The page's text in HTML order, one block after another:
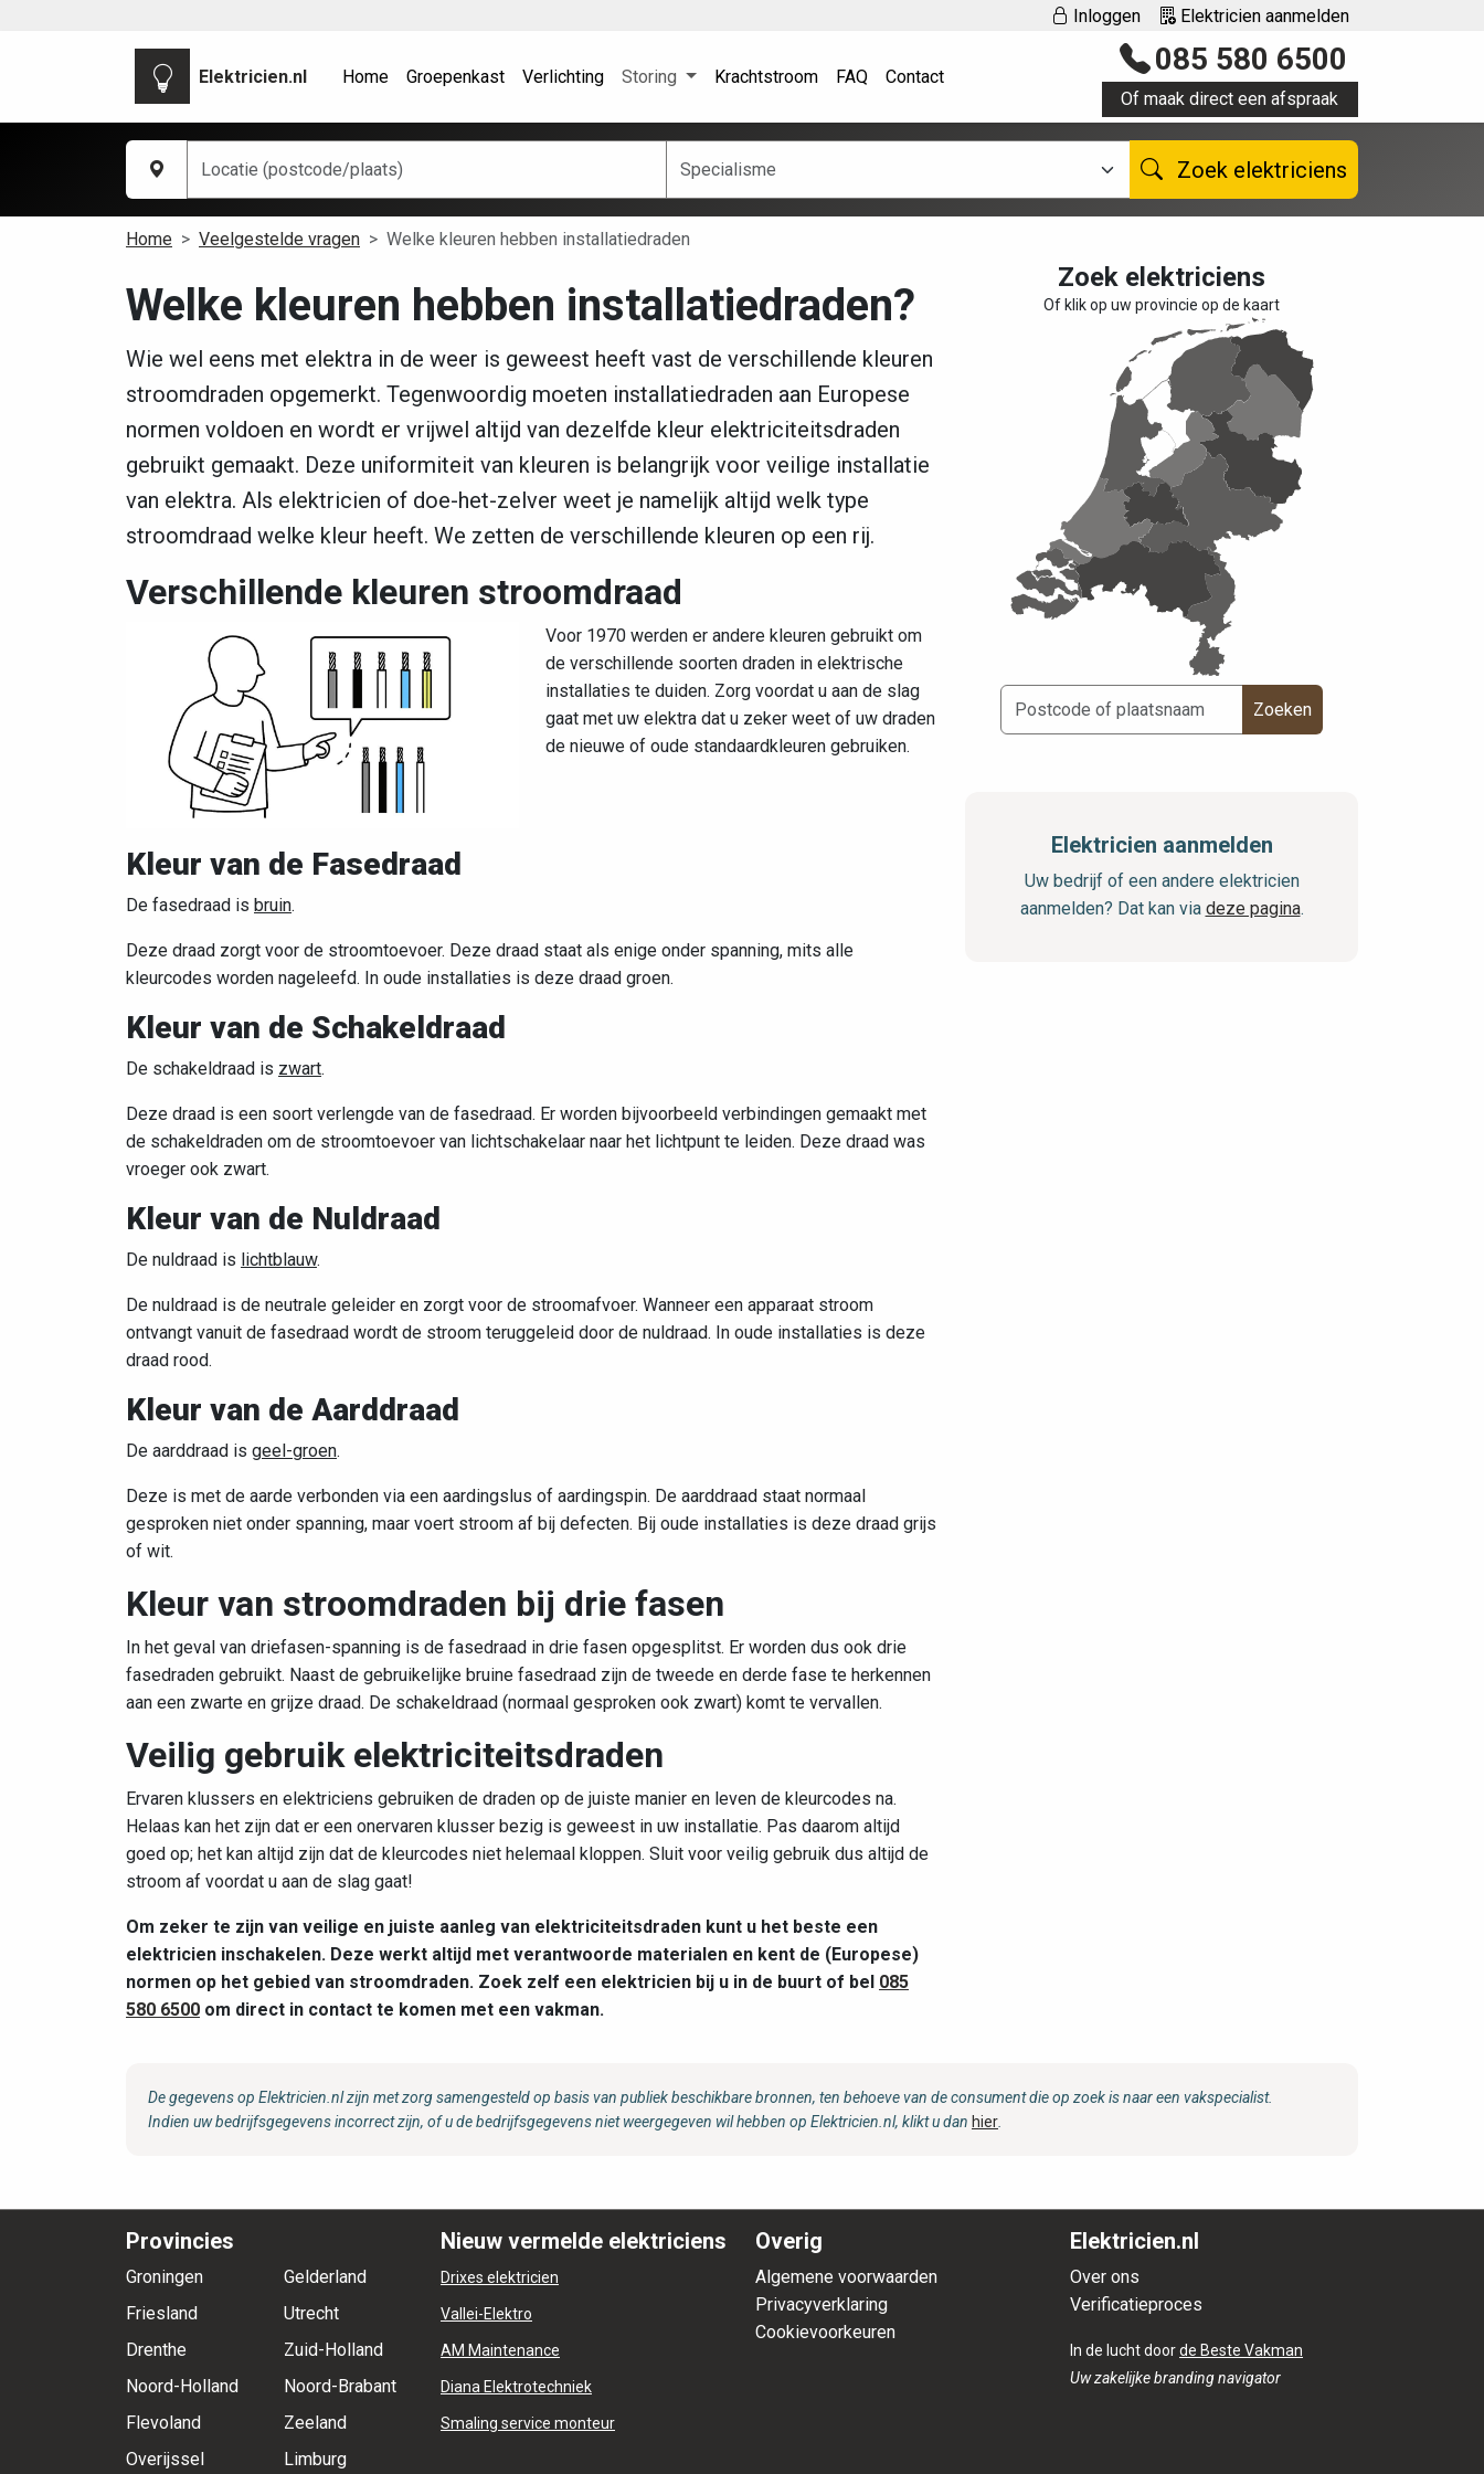
Inloggen Elektricien aanmelden
Elektricien.nl Home Groepenkast Verlichting Storing Krachtstroom FAQ Contact 085 580 6500
Of maak direct een afspraak
Zoek elektriciens
Home Veelgestelde vragen Welke kleuren hebben installatiedraden
Welke kleuren hebben installatiedraden?
Wie wel eens met elektra in de weer is geweest heeft vast de verschillende kleuren
stroomdraden opgemerkt. Tegenwoordig moeten installatiedraden aan Europese
normen voldoen en wordt er vrijwel altijd van dezelfde kleur elektriciteitsdraden
gebruikt gemaakt. Deze uniformiteit van kleuren is belangrijk voor veilige installatie
van elektra. Als elektricien of doe-het-zelver weet je namelijk altijd welk type
stroomdraad welke kleur heeft. We zetten de verschillende kleuren op een rij.
Verschillende kleuren stroomdraad
Voor 1970 werden er andere kleuren gebruikt om
de verschillende soorten draden in elektrische
installaties te duiden. Zorg voordat u aan de slag
gaat met uw elektra dat u zeker weet of uw draden
de nieuwe of oude standaardkleuren gebruiken.
Kleur van de Fasedraad
De fasedraad is bruin.
Deze draad zorgt voor de stroomtoevoer. Deze draad staat als enige onder spanning, mits alle
kleurcodes worden nageleefd. In oude installaties is deze draad groen.
Kleur van de Schakeldraad
De schakeldraad is zwart.
Deze draad is een soort verlengde van de fasedraad. Er worden bijvoorbeeld verbindingen gemaakt met
de schakeldraden om de stroomtoevoer van lichtschakelaar naar het lichtpunt te leiden. Deze draad was
vroeger ook zwart.
Kleur van de Nuldraad
De nuldraad is lichtblauw.
De nuldraad is de neutrale geleider en zorgt voor de stroomafvoer. Wanneer een apparaat stroom
ontvangt vanuit de fasedraad wordt de stroom teruggeleid door de nuldraad. In oude installaties is deze
draad rood.
Kleur van de Aarddraad
De aarddraad is geel-groen.
Deze is met de aarde verbonden via een aardingslus of aardingspin. De aarddraad staat normaal
gesproken niet onder spanning, maar voert stroom af bij defecten. Bij oude installaties is deze draad grijs
of wit.
Kleur van stroomdraden bij drie fasen
In het geval van driefasen-spanning is de fasedraad in drie fasen opgesplitst. Er worden dus ook drie
fasedraden gebruikt. Naast de gebruikelijke bruine fasedraad zijn de tweede en derde fase te herkennen
aan een zwarte en grijze draad. De schakeldraad (normaal gesproken ook zwart) komt te vervallen.
Veilig gebruik elektriciteitsdraden
Ervaren klussers en elektriciens gebruiken de draden op de juiste manier en leven de kleurcodes na.
Helaas kan het zijn dat er een onervaren klusser bezig is geweest in uw installatie. Pas daarom altijd
goed op; het kan altijd zijn dat de kleurcodes niet helemaal kloppen. Sluit voor veilig gebruik dus altijd de
stroom af voordat u aan de slag gaat!
Om zeker te zijn van veilige en juiste aanleg van elektriciteitsdraden kunt u het beste een
elektricien inschakelen. Deze werkt altijd met verantwoorde materialen en kent de (Europese)
normen op het gebied van stroomdraden. Zoek zelf een elektricien bij u in de buurt of bel 085
580 6500 om direct in contact te komen met een vakman.
Zoek elektriciens
Of klik op uw provincie op de kaart
Zoeken
Elektricien aanmelden
Uw bedrijf of een andere elektricien
aanmelden? Dat kan via deze pagina.
De gegevens op Elektricien.nl zijn met zorg samengesteld op basis van publiek beschikbare bronnen, ten behoeve van de consument die op zoek is naar een vakspecialist.
Indien uw bedrijfsgegevens incorrect zijn, of u de bedrijfsgegevens niet weergegeven wil hebben op Elektricien.nl, klikt u dan hier
Provincies
Groningen
Friesland
Drenthe
Noord-Holland
Flevoland
Overijssel
Gelderland
Utrecht
Zuid-Holland
Noord-Brabant
Zeeland
Limburg
Nieuw vermelde elektriciens
Drixes elektricien
Vallei-Elektro
AM Maintenance
Diana Elektrotechniek
Smaling service monteur
Overig
Algemene voorwaarden
Privacyverklaring
Cookievoorkeuren
Elektricien.nl
Over ons
Verificatieproces
In de lucht doorde Beste Vakman
Uw zakelijke branding navigator